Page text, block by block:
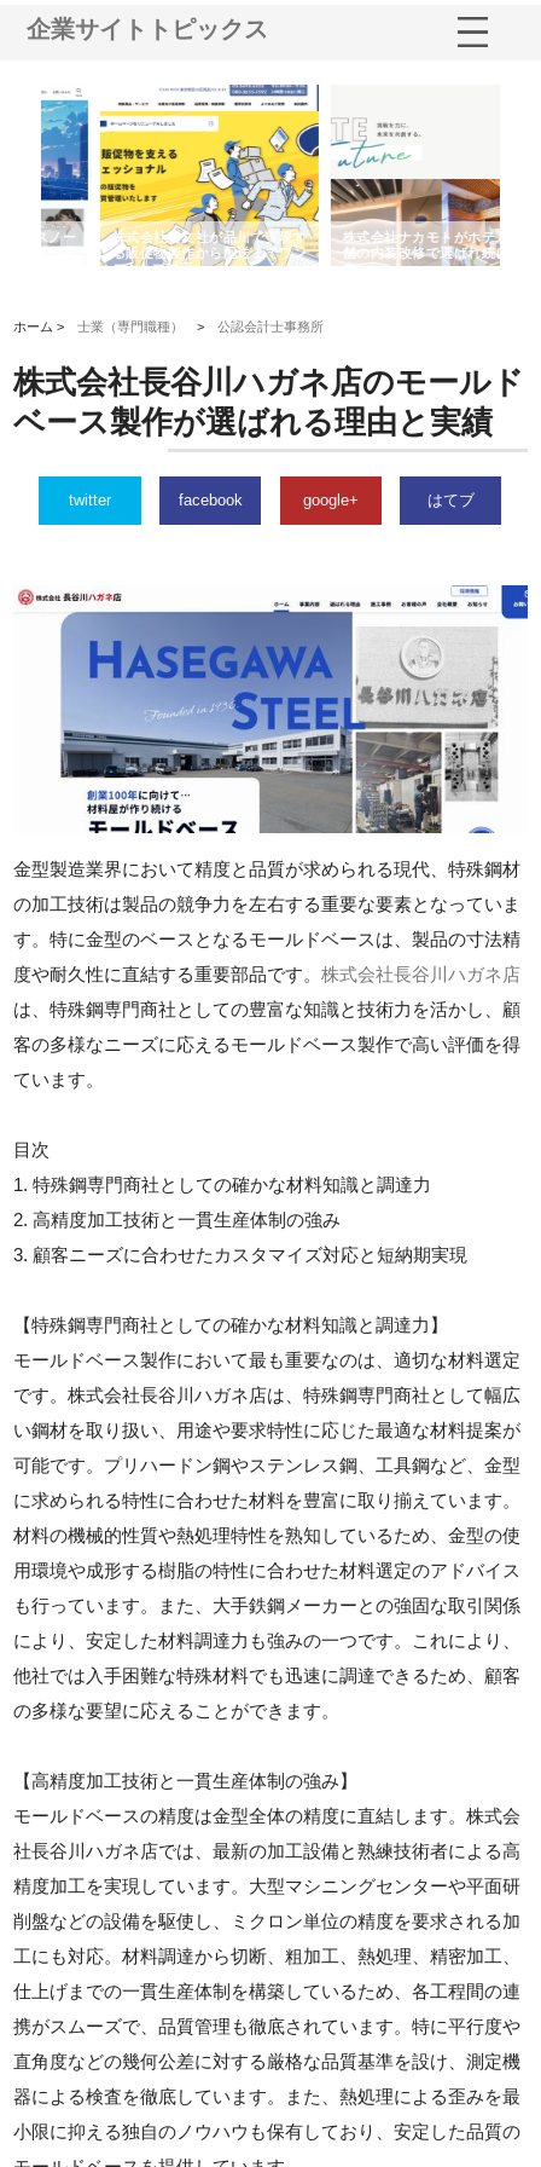
企業サイトトピックス
株式会社耕文社が品川で実現す
る販促物製作から配送までワン
ストップ対応
株式会社ナカモトがホテルや店
舗の内装改修で選ばれ続ける理
ホーム >士業（専門職種） >公認会計士事務所
株式会社長谷川ハガネ店のモールド
ベース製作が選ばれる理由と実績
twitter facebook google+ はてブ
金型製造業界において精度と品質が求められる現代、特殊鋼材
の加工技術は製品の競争力を左右する重要な要素となっていま
す。特に金型のベースとなるモールドベースは、製品の寸法精
度や耐久性に直結する重要部品です。株式会社長谷川ハガネ店
は、特殊鋼専門商社としての豊富な知識と技術力を活かし、顧
客の多様なニーズに応えるモールドベース製作で高い評価を得
ています。
目次
1. 特殊鋼専門商社としての確かな材料知識と調達力
2. 高精度加工技術と一貫生産体制の強み
3. 顧客ニーズに合わせたカスタマイズ対応と短納期実現
【特殊鋼専門商社としての確かな材料知識と調達力】
モールドベース製作において最も重要なのは、適切な材料選定
です。株式会社長谷川ハガネ店は、特殊鋼専門商社として幅広
い鋼材を取り扱い、用途や要求特性に応じた最適な材料提案が
可能です。プリハードン鋼やステンレス鋼、工具鋼など、金型
に求められる特性に合わせた材料を豊富に取り揃えています。
材料の機械的性質や熱処理特性を熟知しているため、金型の使
用環境や成形する樹脂の特性に合わせた材料選定のアドバイス
も行っています。また、大手鉄鋼メーカーとの強固な取引関係
により、安定した材料調達力も強みの一つです。これにより、
他社では入手困難な特殊材料でも迅速に調達できるため、顧客
の多様な要望に応えることができます。
【高精度加工技術と一貫生産体制の強み】
モールドベースの精度は金型全体の精度に直結します。株式会
社長谷川ハガネ店では、最新の加工設備と熟練技術者による高
精度加工を実現しています。大型マシニングセンターや平面研
削盤などの設備を駆使し、ミクロン単位の精度を要求される加
工にも対応。材料調達から切断、粗加工、熱処理、精密加工、
仕上げまでの一貫生産体制を構築しているため、各工程間の連
携がスムーズで、品質管理も徹底されています。特に平行度や
直角度などの幾何公差に対する厳格な品質基準を設け、測定機
器による検査を徹底しています。また、熱処理による歪みを最
小限に抑える独自のノウハウも保有しており、安定した品質の